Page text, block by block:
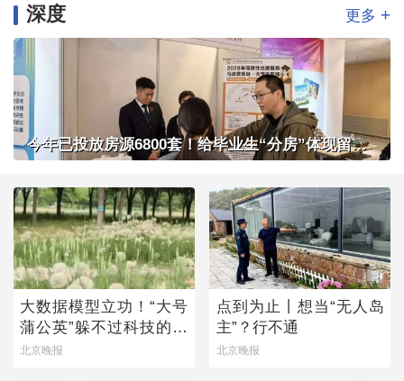
深度 更多 +
今年已投放房源6800套！给毕业生“分房”体现留人诚意
大数据模型立功！“大号
蒲公英”躲不过科技的火
眼金睛
北京晚报
点到为止丨想当“无人岛
主”？行不通
北京晚报